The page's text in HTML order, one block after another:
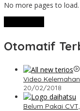
No more pages to load.
Otomatif
Video
20/02/2018
Belum Pakai